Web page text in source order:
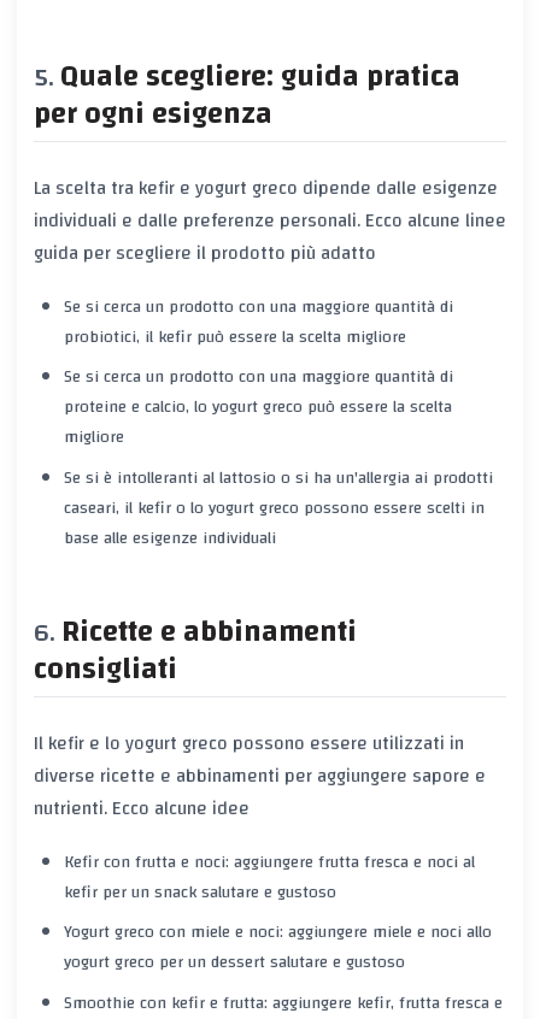
Quale scegliere: guida pratica
per ogni esigenza
La scelta tra kefir e yogurt greco dipende dalle esigenze
individuali e dalle preferenze personali. Ecco alcune linee
guida per scegliere il prodotto più adatto
Se si cerca un prodotto con una maggiore quantità di
probiotici, il kefir può essere la scelta migliore
Se si cerca un prodotto con una maggiore quantità di
proteine e calcio, lo yogurt greco può essere la scelta
migliore
Se si è intolleranti al lattosio o si ha un'allergia ai prodotti
caseari, il kefir o lo yogurt greco possono essere scelti in
base alle esigenze individuali
Ricette e abbinamenti
consigliati
Il kefir e lo yogurt greco possono essere utilizzati in
diverse ricette e abbinamenti per aggiungere sapore e
nutrienti. Ecco alcune idee
Kefir con frutta e noci: aggiungere frutta fresca e noci al
kefir per un snack salutare e gustoso
Yogurt greco con miele e noci: aggiungere miele e noci allo
yogurt greco per un dessert salutare e gustoso
Smoothie con kefir e frutta: aggiungere kefir, frutta fresca e